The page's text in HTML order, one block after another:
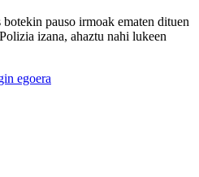
pauso irmoak ematen dituen
izana, ahaztu nahi lukeen
egoera